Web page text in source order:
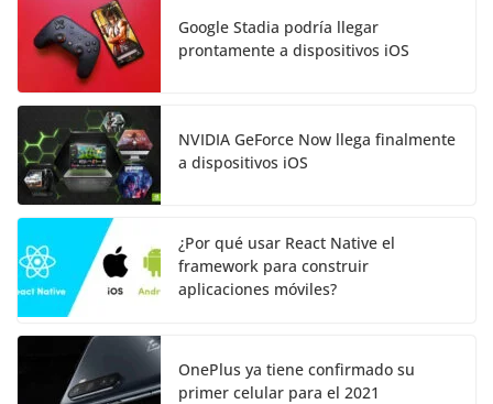
Google Stadia podría llegar
prontamente a dispositivos iOS
NVIDIA GeForce Now llega finalmente
a dispositivos iOS
¿Por qué usar React Native el
framework para construir
aplicaciones móviles?
OnePlus ya tiene confirmado su
primer celular para el 2021